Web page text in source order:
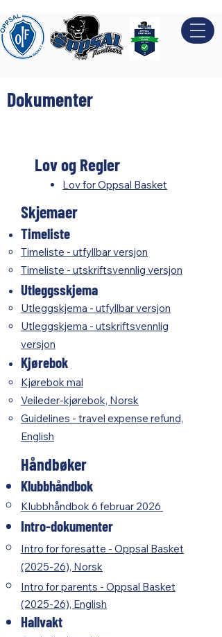
Dokumenter
Lov og Regler
Lov for Oppsal Basket
Skjemaer​
Timeliste
Timeliste - utfyllbar versjon
Timeliste - utskriftsvennlig versjon
Utleggsskjema​
Utleggskjema - utfyllbar versjon
Utleggskjema - utskriftsvennlig
versjon
Kjørebok
Kjørebok mal
Veileder-kjørebok, Norsk
Guidelines - travel expense refund,
English
Håndbøker
Klubbhåndbok​​​​
Klubbhåndbok 6 februar 2026
Intro-dokumenter
​Intro for foresatte - Oppsal Basket
(2025-26), Norsk
Intro for parents - Oppsal Basket
(2025-26), English
Hallvakt